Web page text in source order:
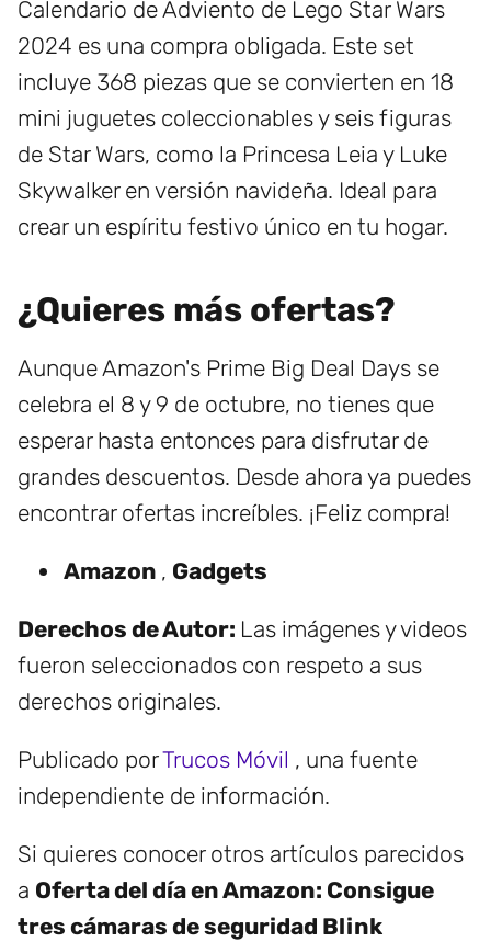
Calendario de Adviento de Lego Star Wars
2024 es una compra obligada. Este set
incluye 368 piezas que se convierten en 18
mini juguetes coleccionables y seis figuras
de Star Wars, como la Princesa Leia y Luke
Skywalker en versión navideña. Ideal para
crear un espíritu festivo único en tu hogar.
¿Quieres más ofertas?
Aunque Amazon's Prime Big Deal Days se
celebra el 8 y 9 de octubre, no tienes que
esperar hasta entonces para disfrutar de
grandes descuentos. Desde ahora ya puedes
encontrar ofertas increíbles. ¡Feliz compra!
Amazon , Gadgets
Derechos de Autor: Las imágenes y videos
fueron seleccionados con respeto a sus
derechos originales.
Publicado porTrucos Móvil , una fuente
independiente de información.
Si quieres conocer otros artículos parecidos
a Oferta del día en Amazon: Consigue
tres cámaras de seguridad Blink